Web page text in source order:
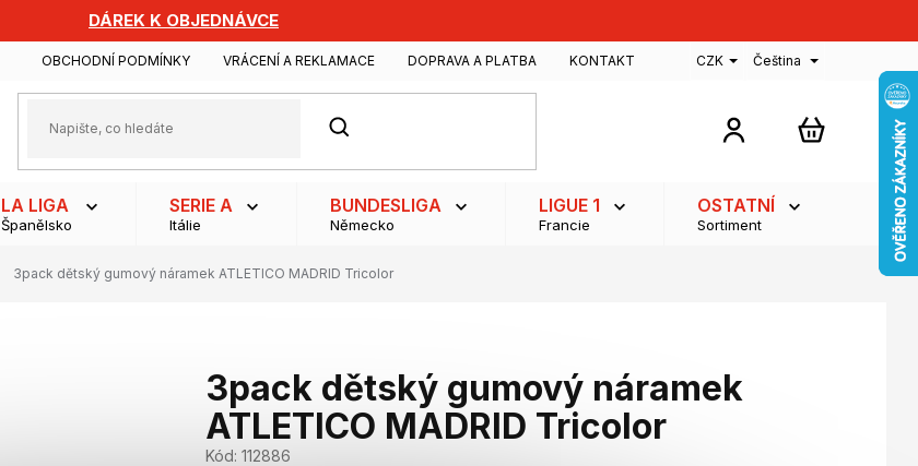
DÁREK K OBJEDNÁVCE
OBCHODNÍ PODMÍNKY VRÁCENÍ A REKLAMACE DOPRAVA A PLATBA KONTAKT CZK Čeština
HLEDAT
NÁKUPNÍ
LA LIGA
Španělsko
SERIE A
Itálie
BUNDESLIGA
Německo
LIGUE 1
Francie
OSTATNÍ
Sortiment
3pack dětský gumový náramek ATLETICO MADRID Tricolor
3pack dětský gumový náramek
ATLETICO MADRID Tricolor
Kód: 112886